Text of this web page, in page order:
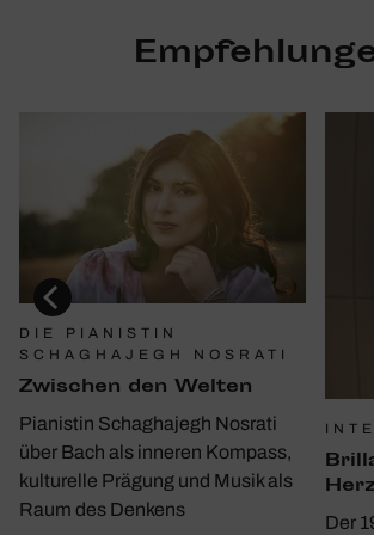
DIE PIANISTIN
SCHAGHAJEGH NOSRATI
Zwischen den Welten
Pianistin Schaghajegh Nosrati
über Bach als inneren Kompass,
kulturelle Prägung und Musik als
Raum des Denkens
Herz
Der